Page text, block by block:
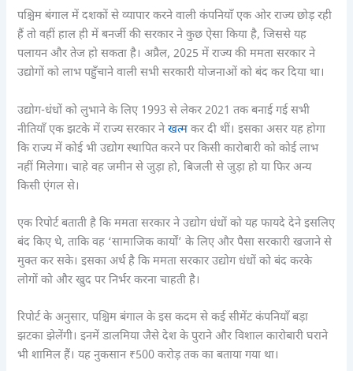
पश्चिम बंगाल में दशकों से व्यापार करने वाली कंपनियाँ एक ओर राज्य छोड़ रही
हैं तो वहीं हाल ही में बनर्जी की सरकार ने कुछ ऐसा किया है, जिससे यह
पलायन और तेज हो सकता है। अप्रैल, 2025 में राज्य की ममता सरकार ने
उद्योगों को लाभ पहुँचाने वाली सभी सरकारी योजनाओं को बंद कर दिया था।
उद्योग-धंधों को लुभाने के लिए 1993 से लेकर 2021 तक बनाई गई सभी
नीतियाँ एक झटके में राज्य सरकार नेखत्मकर दी थीं। इसका असर यह होगा
कि राज्य में कोई भी उद्योग स्थापित करने पर किसी कारोबारी को कोई लाभ
नहीं मिलेगा। चाहे वह जमीन से जुड़ा हो, बिजली से जुड़ा हो या फिर अन्य
किसी एंगल से।
एक रिपोर्ट बताती है कि ममता सरकार ने उद्योग धंधों को यह फायदे देने इसलिए
बंद किए थे, ताकि वह ‘सामाजिक कार्यों’ के लिए और पैसा सरकारी खजाने से
मुक्त कर सके। इसका अर्थ है कि ममता सरकार उद्योग धंधों को बंद करके
लोगों को और खुद पर निर्भर करना चाहती है।
रिपोर्ट के अनुसार, पश्चिम बंगाल के इस कदम से कई सीमेंट कंपनियाँ बड़ा
झटका झेलेंगी। इनमें डालमिया जैसे देश के पुराने और विशाल कारोबारी घराने
भी शामिल हैं। यह नुकसान ₹500 करोड़ तक का बताया गया था।